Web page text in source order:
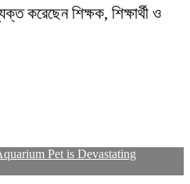
করেছেন শিক্ষক, শিক্ষার্থী ও
Pet is Devastating